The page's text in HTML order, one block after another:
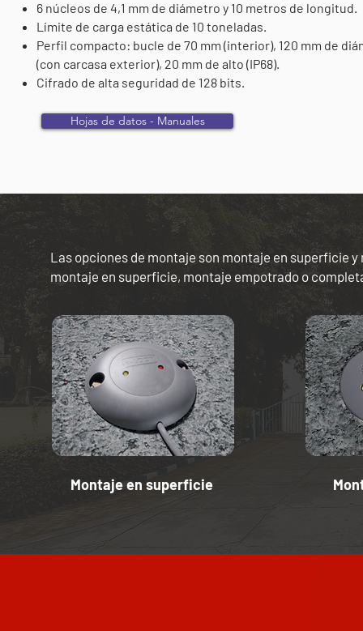
6 núcleos de 4,1 mm de diámetro y 10 metros de longitud.
Límite de carga estática de 10 toneladas.
Perfil compacto: bucle de 70 mm (interior), 120 mm de
(con carcasa exterior), 20 mm de alto (IP68).
Cifrado de alta seguridad de 128 bits.
Hojas de datos - Manuales
Las opciones de montaje son montaje en superficie
montaje en superficie, montaje empotrado o
Montaje en superficie